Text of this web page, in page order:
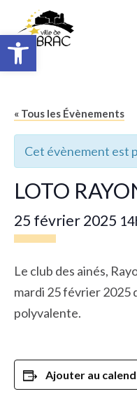
Ouvrir la barre d’outils
« Tous les Évènements
Cet évènement est
LOTO
25 février 2025
Le club des ainés,
mardi 25 février 2025
polyvalente.
Ajouter au